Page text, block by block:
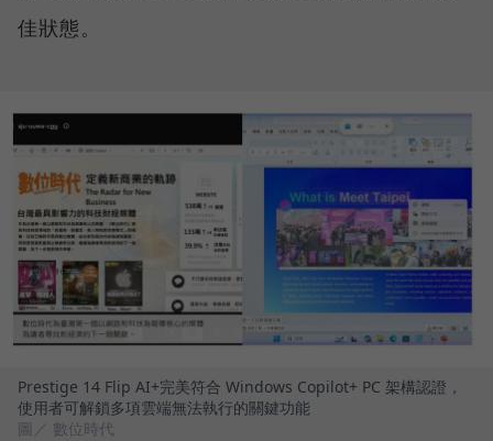
佳狀態。
Prestige 14 Flip AI+完美符合 Windows Copilot+ PC 架構認證，
使用者可解鎖多項雲端無法執行的關鍵功能
圖／ 數位時代